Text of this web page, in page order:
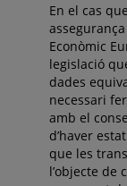
En el cas
Econòmic
legislació
dades
necessari
amb el
d’haver
que les
l’objecte de